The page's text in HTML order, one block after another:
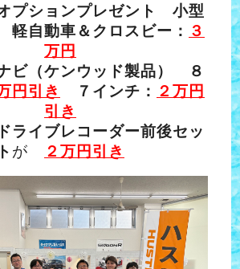
プションプレゼント 小型
軽自動車＆クロスビー： ３
万円
ビ（ケンウッド製品） ８
円引き ７インチ： ２万円
引き
ライブレコーダー前後セッ
ト が ２万円引き